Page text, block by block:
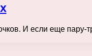
И если еще пару-